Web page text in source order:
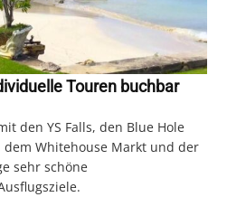
Touren buchbar
den YS Falls, den Blue Hole
dem Whitehouse Markt und der
sehr schöne